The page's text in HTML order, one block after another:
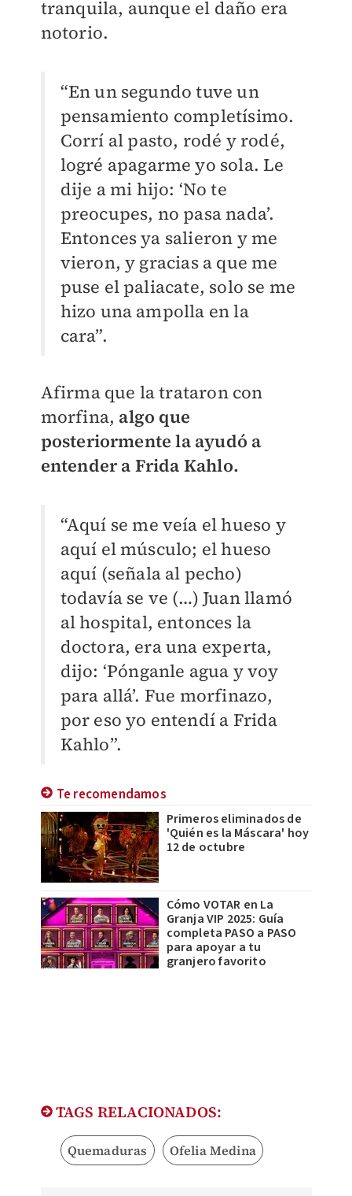
tranquila, aunque el daño era
notorio.
“En un segundo tuve un
pensamiento completísimo.
Corrí al pasto, rodé y rodé,
logré apagarme yo sola. Le
dije a mi hijo: ‘No te
preocupes, no pasa nada’.
Entonces ya salieron y me
vieron, y gracias a que me
puse el paliacate, solo se me
hizo una ampolla en la
cara”.
Afirma que la trataron con
morfina, algo que
posteriormente la ayudó a
entender a Frida Kahlo.
“Aquí se me veía el hueso y
aquí el músculo; el hueso
aquí (señala al pecho)
todavía se ve (…) Juan llamó
al hospital, entonces la
doctora, era una experta,
dijo: ‘Pónganle agua y voy
para allá’. Fue morfinazo,
por eso yo entendí a Frida
Kahlo”.
Te recomendamos
Primeros eliminados de
'Quién es la Máscara' hoy
12 de octubre
Cómo VOTAR en La
Granja VIP 2025: Guía
completa PASO a PASO
para apoyar a tu
granjero favorito
TAGS RELACIONADOS:
Quemaduras Ofelia Medina